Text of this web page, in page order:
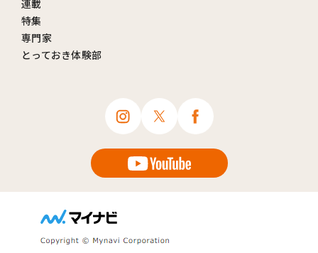
連載
特集
専門家
とっておき体験部